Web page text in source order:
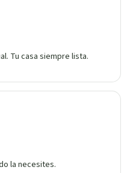
Tu casa siempre lista.
la necesites.